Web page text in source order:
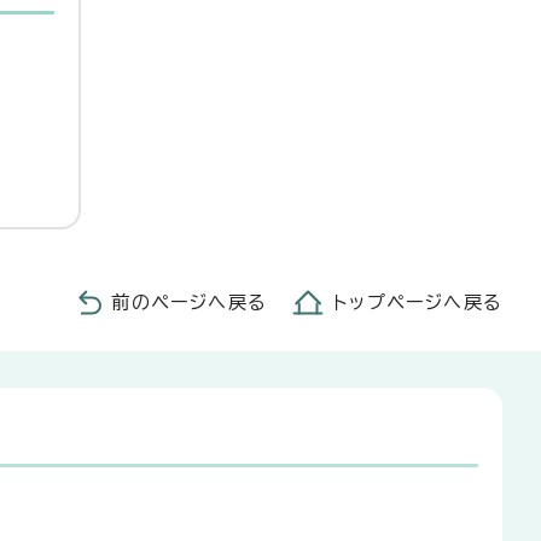
前のページへ戻る トップページへ戻る